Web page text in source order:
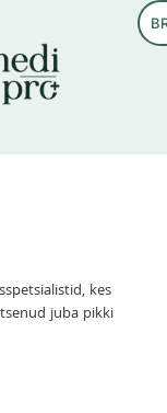
kes
juba pikki